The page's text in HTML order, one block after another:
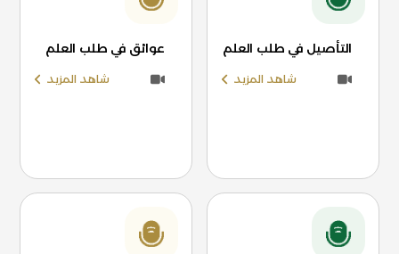
التأصيل في طلب العلم
شاهد المزيد
عوائق في طلب العلم
شاهد المزيد